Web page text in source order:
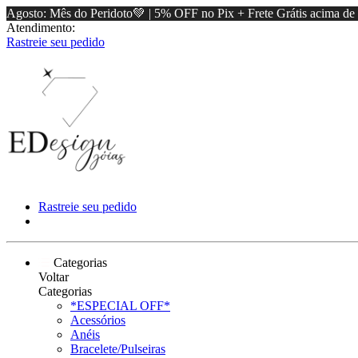
Agosto: Mês do Peridoto💚 | 5% OFF no Pix + Frete Grátis acima
Atendimento:
Rastreie seu pedido
Rastreie seu pedido
Categorias
Voltar
Categorias
*ESPECIAL OFF*
Acessórios
Anéis
Bracelete/Pulseiras